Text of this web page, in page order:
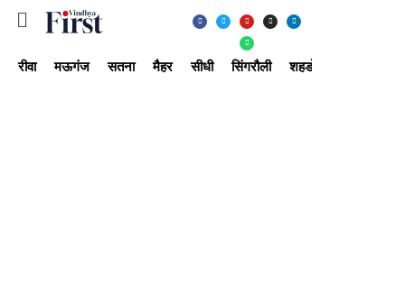
रीवा मऊगंज सतना मैहर सीधी सिंगरौली शहडोल